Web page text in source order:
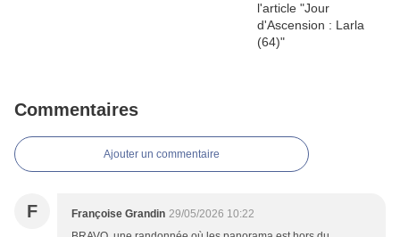
Commentaires
Ajouter un commentaire
F Françoise Grandin 29/05/2026 10:22